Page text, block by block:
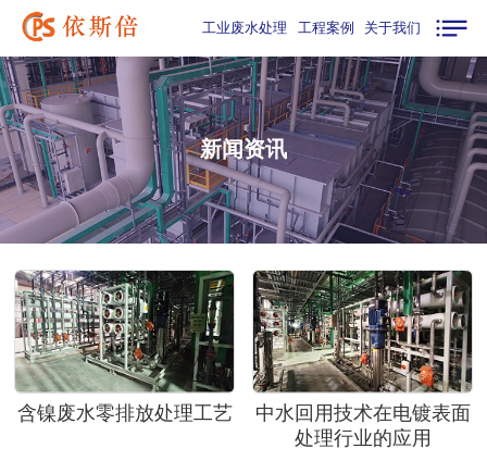
工业废水处理 工程案例 关于我们
新闻资讯
含镍废水零排放处理工艺
中水回用技术在电镀表面
处理行业的应用